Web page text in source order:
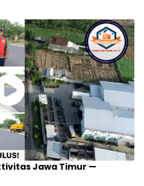
Jawa Timur —